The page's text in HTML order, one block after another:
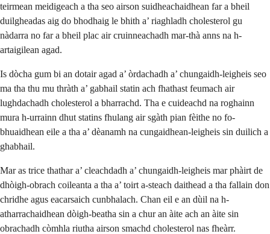
teirmean meidigeach a tha seo airson suidheachaidhean far a bheil
duilgheadas aig do bhodhaig le bhith a’ riaghladh cholesterol gu
nàdarra no far a bheil plac air cruinneachadh mar-thà anns na h-
artaigilean agad.
Is dòcha gum bi an dotair agad a’ òrdachadh a’ chungaidh-leigheis seo
ma tha thu mu thràth a’ gabhail statin ach fhathast feumach air
lughdachadh cholesterol a bharrachd. Tha e cuideachd na roghainn
mura h-urrainn dhut statins fhulang air sgàth pian fèithe no fo-
bhuaidhean eile a tha a’ dèanamh na cungaidhean-leigheis sin duilich a
ghabhail.
Mar as trice thathar a’ cleachdadh a’ chungaidh-leigheis mar phàirt de
dhòigh-obrach coileanta a tha a’ toirt a-steach daithead a tha fallain don
chridhe agus eacarsaich cunbhalach. Chan eil e an dùil na h-
atharrachaidhean dòigh-beatha sin a chur an àite ach an àite sin
obrachadh còmhla riutha airson smachd cholesterol nas fheàrr.